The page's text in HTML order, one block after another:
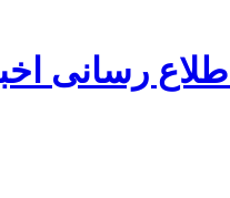
رسانی